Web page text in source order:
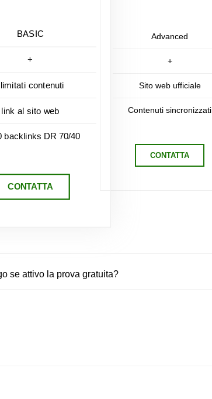
BASIC
+
contenuti
link al sito web
backlinks DR 70/40
CONTATTA
Advanced
+
Sito web ufficiale
Contenuti sincronizzati
CONTATTA
se attivo la prova gratuita?